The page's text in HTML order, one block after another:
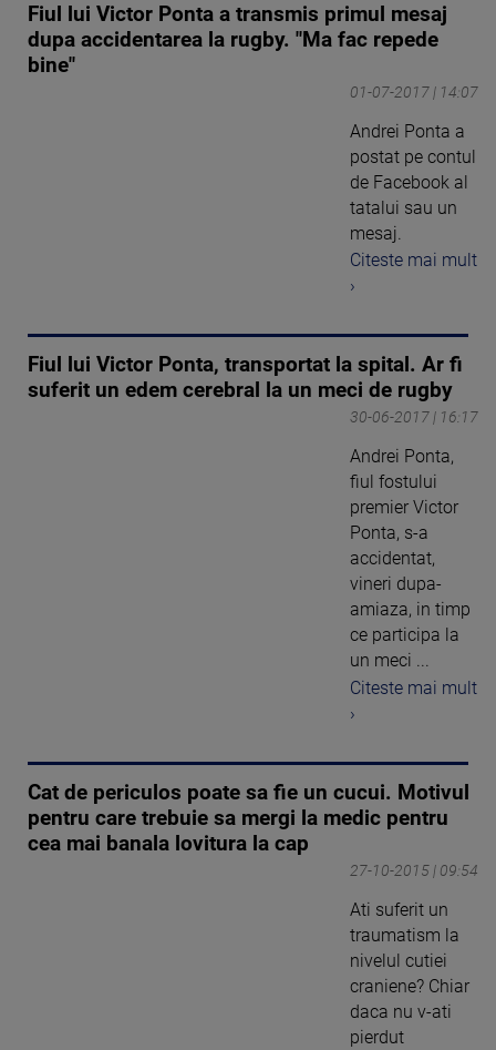
Fiul lui Victor Ponta a transmis primul mesaj
dupa accidentarea la rugby. "Ma fac repede
bine"
01-07-2017 | 14:07
Andrei Ponta a
postat pe contul
de Facebook al
tatalui sau un
mesaj.
Citeste mai mult
›
Fiul lui Victor Ponta, transportat la spital. Ar fi
suferit un edem cerebral la un meci de rugby
30-06-2017 | 16:17
Andrei Ponta,
fiul fostului
premier Victor
Ponta, s-a
accidentat,
vineri dupa-
amiaza, in timp
ce participa la
un meci ...
Citeste mai mult
›
Cat de periculos poate sa fie un cucui. Motivul
pentru care trebuie sa mergi la medic pentru
cea mai banala lovitura la cap
27-10-2015 | 09:54
Ati suferit un
traumatism la
nivelul cutiei
craniene? Chiar
daca nu v-ati
pierdut